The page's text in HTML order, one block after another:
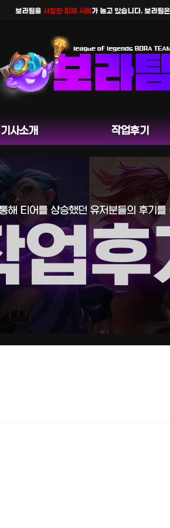
보라팀을사칭한 피해 사례가 늘고 있습니다. 보라팀은채
기사소개 작업후기